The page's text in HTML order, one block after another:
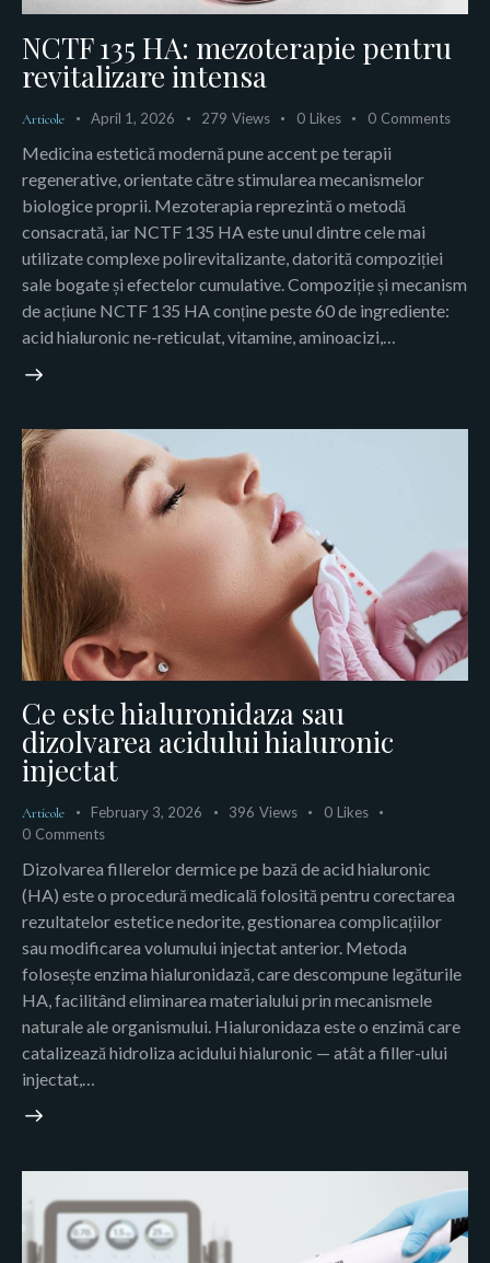
NCTF 135 HA: mezoterapie pentru
revitalizare intensa
Articole April 1, 2026 279 Views 0 Likes 0 Comments
Medicina estetică modernă pune accent pe terapii
regenerative, orientate către stimularea mecanismelor
biologice proprii. Mezoterapia reprezintă o metodă
consacrată, iar NCTF 135 HA este unul dintre cele mai
utilizate complexe polirevitalizante, datorită compoziției
sale bogate și efectelor cumulative. Compoziție și mecanism
de acțiune NCTF 135 HA conține peste 60 de ingrediente:
acid hialuronic ne-reticulat, vitamine, aminoacizi,…
Ce este hialuronidaza sau
dizolvarea acidului hialuronic
injectat
Articole February 3, 2026 396 Views 0 Likes
0 Comments
Dizolvarea fillerelor dermice pe bază de acid hialuronic
(HA) este o procedură medicală folosită pentru corectarea
rezultatelor estetice nedorite, gestionarea complicațiilor
sau modificarea volumului injectat anterior. Metoda
folosește enzima hialuronidază, care descompune legăturile
HA, facilitând eliminarea materialului prin mecanismele
naturale ale organismului. Hialuronidaza este o enzimă care
catalizează hidroliza acidului hialuronic — atât a filler-ului
injectat,…